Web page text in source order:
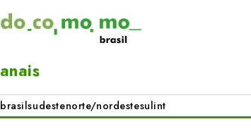
anais
brasilsudestenorte/nordestesulint